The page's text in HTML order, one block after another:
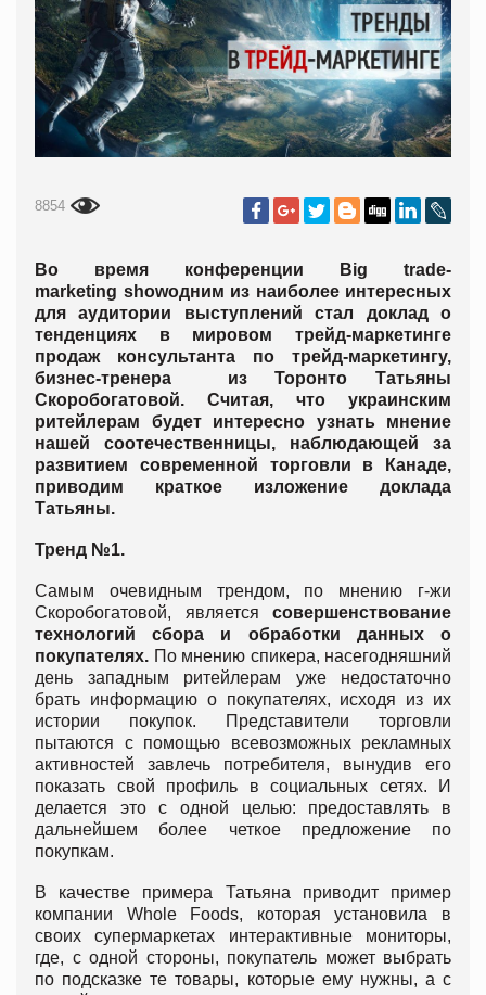
8854
Во время конференции Big trade-
marketing showодним из наиболее интересных
для аудитории выступлений стал доклад о
тенденциях в мировом трейд-маркетинге
продаж консультанта по трейд-маркетингу,
бизнес-тренера из Торонто Татьяны
Скоробогатовой. Считая, что украинским
ритейлерам будет интересно узнать мнение
нашей соотечественницы, наблюдающей за
развитием современной торговли в Канаде,
приводим краткое изложение доклада
Татьяны.
Тренд №1.
Самым очевидным трендом, по мнению г-жи
Скоробогатовой, является совершенствование
технологий сбора и обработки данных о
покупателях. По мнению спикера, насегодняшний
день западным ритейлерам уже недостаточно
брать информацию о покупателях, исходя из их
истории покупок. Представители торговли
пытаются с помощью всевозможных рекламных
активностей завлечь потребителя, вынудив его
показать свой профиль в социальных сетях. И
делается это с одной целью: предоставлять в
дальнейшем более четкое предложение по
покупкам.
В качестве примера Татьяна приводит пример
компании Whole Foods, которая установила в
своих супермаркетах интерактивные мониторы,
где, с одной стороны, покупатель может выбрать
по подсказке те товары, которые ему нужны, а с